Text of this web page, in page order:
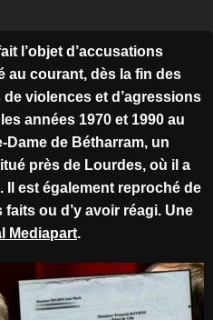
l’objet d’accusations
au courant, dès la fin des
violences et d’agressions
années 1970 et 1990 au
de Bétharram, un
près de Lourdes, où il a
est également reproché de
ou d’y avoir réagi. Une
Mediapart.